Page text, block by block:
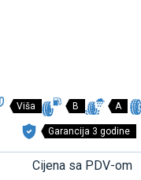
Viša B A
Garancija 3 godine
Cijena sa PDV-om